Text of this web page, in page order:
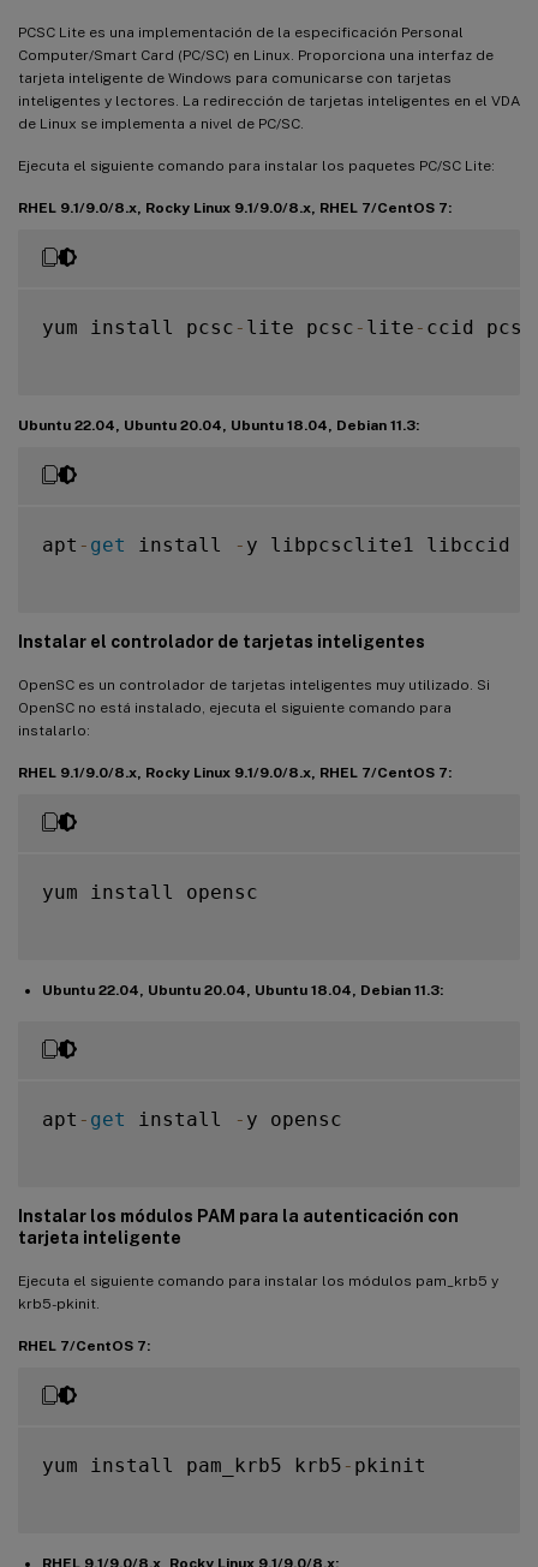
PCSC Lite es una implementación de la especificación Personal
Computer/Smart Card (PC/SC) en Linux. Proporciona una interfaz de
tarjeta inteligente de Windows para comunicarse con tarjetas
inteligentes y lectores. La redirección de tarjetas inteligentes en el VDA
de Linux se implementa a nivel de PC/SC.
Ejecuta el siguiente comando para instalar los paquetes PC/SC Lite:
RHEL 9.1/9.0/8.x, Rocky Linux 9.1/9.0/8.x, RHEL 7/CentOS 7:
yum install pcsc - lite pcsc - lite - ccid pcsc
Ubuntu 22.04, Ubuntu 20.04, Ubuntu 18.04, Debian 11.3:
apt - get install - y libpcsclite1 libccid
Instalar el controlador de tarjetas inteligentes
OpenSC es un controlador de tarjetas inteligentes muy utilizado. Si
OpenSC no está instalado, ejecuta el siguiente comando para
instalarlo:
RHEL 9.1/9.0/8.x, Rocky Linux 9.1/9.0/8.x, RHEL 7/CentOS 7:
yum install opensc
Ubuntu 22.04, Ubuntu 20.04, Ubuntu 18.04, Debian 11.3:
apt - get install - y opensc
Instalar los módulos PAM para la autenticación con
tarjeta inteligente
Ejecuta el siguiente comando para instalar los módulos pam_krb5 y
krb5-pkinit.
RHEL 7/CentOS 7:
yum install pam_krb5 krb5 - pkinit
RHEL 9.1/9.0/8.x, Rocky Linux 9.1/9.0/8.x: